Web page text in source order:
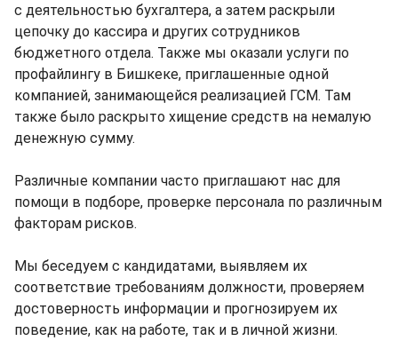
с деятельностью бухгалтера, а затем раскрыли
цепочку до кассира и других сотрудников
бюджетного отдела. Также мы оказали услуги по
профайлингу в Бишкеке, приглашенные одной
компанией, занимающейся реализацией ГСМ. Там
также было раскрыто хищение средств на немалую
денежную сумму.
Различные компании часто приглашают нас для
помощи в подборе, проверке персонала по различным
факторам рисков.
Мы беседуем с кандидатами, выявляем их
соответствие требованиям должности, проверяем
достоверность информации и прогнозируем их
поведение, как на работе, так и в личной жизни.